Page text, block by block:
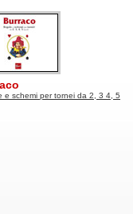
e schemi per tornei da 2, 3 4, 5